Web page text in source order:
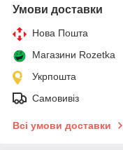
Умови доставки
Нова Пошта
Магазини Rozetka
Укрпошта
Самовивіз
Всі умови доставки